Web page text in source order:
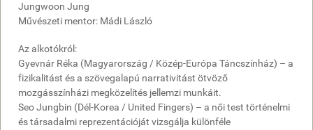
Jungwoon Jung
Művészeti mentor: Mádi László
Az alkotókról:
Gyevnár Réka (Magyarország / Közép-Európa Táncszínház) – a
fizikalitást és a szövegalapú narrativitást ötvöző
mozgásszínházi megközelítés jellemzi munkáit.
Seo Jungbin (Dél-Korea / United Fingers) – a női test történelmi
és társadalmi reprezentációját vizsgálja különféle